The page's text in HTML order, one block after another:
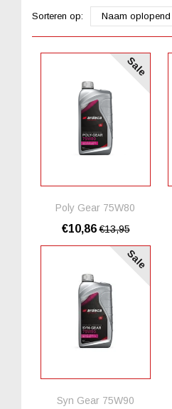
Sorteren op: Naam oplopend
Sale
Poly Gear 75W80
€10,86€13,95
Sale
Syn Gear 75W90